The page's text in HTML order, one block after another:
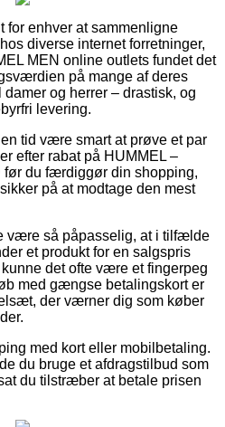
enhver at sammenligne
diverse internet forretninger,
MEN online outlets fundet det
på mange af deres
og herrer – drastisk, og
levering.
tid være smart at prøve et par
efter rabat på HUMMEL –
før du færdiggør din shopping,
på at modtage den mest
være så påpasselig, at i tilfælde
et produkt for en salgspris
det ofte være et fingerpeg
med gængse betalingskort er
der værner dig som køber
med kort eller mobilbetaling.
du bruge et afdragstilbud som
du tilstræber at betale prisen